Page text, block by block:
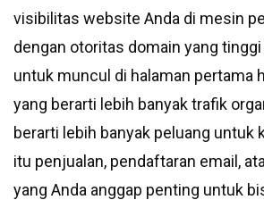
visibilitas website Anda di mesin
dengan otoritas domain yang
untuk muncul di halaman pertama
yang berarti lebih banyak trafik
berarti lebih banyak peluang untuk
itu penjualan, pendaftaran email,
yang Anda anggap penting untuk